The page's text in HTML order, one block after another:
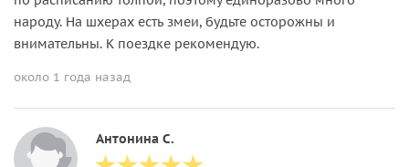
народу. На шхерах есть змеи, будьте осторожны и
внимательны. К поездке рекомендую.
около 1 года назад
Антонина С.